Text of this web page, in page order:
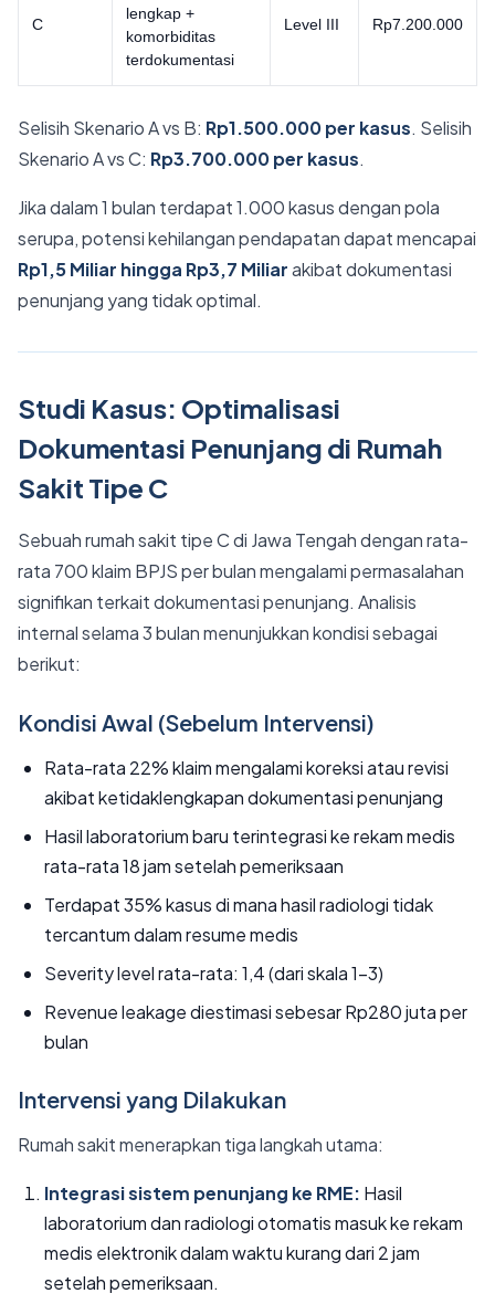
C
lengkap +
komorbiditas
terdokumentasi
Level III Rp7.200.000
Selisih Skenario A vs B: Rp1.500.000 per kasus. Selisih
Skenario A vs C: Rp3.700.000 per kasus.
Jika dalam 1 bulan terdapat 1.000 kasus dengan pola
serupa, potensi kehilangan pendapatan dapat mencapai
Rp1,5 Miliar hingga Rp3,7 Miliarakibat dokumentasi
penunjang yang tidak optimal.
Studi Kasus: Optimalisasi
Dokumentasi Penunjang di Rumah
Sakit Tipe C
Sebuah rumah sakit tipe C di Jawa Tengah dengan rata-
rata 700 klaim BPJS per bulan mengalami permasalahan
signifikan terkait dokumentasi penunjang. Analisis
internal selama 3 bulan menunjukkan kondisi sebagai
berikut:
Kondisi Awal (Sebelum Intervensi)
Rata-rata 22% klaim mengalami koreksi atau revisi
akibat ketidaklengkapan dokumentasi penunjang
Hasil laboratorium baru terintegrasi ke rekam medis
rata-rata 18 jam setelah pemeriksaan
Terdapat 35% kasus di mana hasil radiologi tidak
tercantum dalam resume medis
Severity level rata-rata: 1,4 (dari skala 1-3)
Revenue leakage diestimasi sebesar Rp280 juta per
bulan
Intervensi yang Dilakukan
Rumah sakit menerapkan tiga langkah utama:
Integrasi sistem penunjang ke RME: Hasil
laboratorium dan radiologi otomatis masuk ke rekam
medis elektronik dalam waktu kurang dari 2 jam
setelah pemeriksaan.